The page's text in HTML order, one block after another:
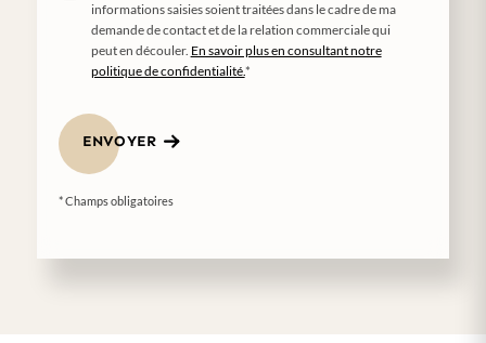
informations saisies soient traitées dans le cadre de ma
demande de contact et de la relation commerciale qui
peut en découler. En savoir plus en consultant notre
politique de confidentialité.*
ENVOYER
* Champs obligatoires